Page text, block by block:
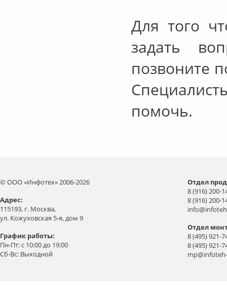
Для того
задать
позвоните
помочь.
© ООО «Инфотех» 2006-2026
Aдрес:
115193, г. Москва,
ул. Кожуховская 5-я, дом 9
График работы:
Пн-Пт: с 10:00 до 19:00
Сб-Вс: Выходной
Отдел
8 (916) 200-
8 (916) 200-
Отдел
8 (495) 921-
8 (495) 921-